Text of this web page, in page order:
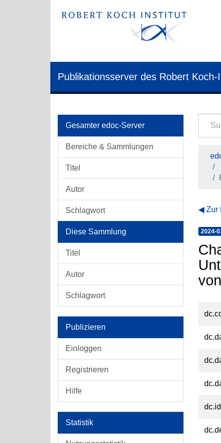
Publikationsserver des Robert Koch-
Gesamter edoc-Server
Bereiche & Sammlungen
Titel
Autor
Schlagwort
Diese Sammlung
Titel
Autor
Schlagwort
Publizieren
Einloggen
Registrieren
Hilfe
Statistik
Zur
2024-